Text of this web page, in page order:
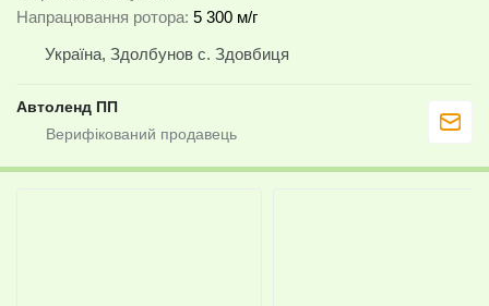
Напрацювання ротора 5 300 м/г
Україна, Здолбунов с. Здовбиця
Автоленд ПП